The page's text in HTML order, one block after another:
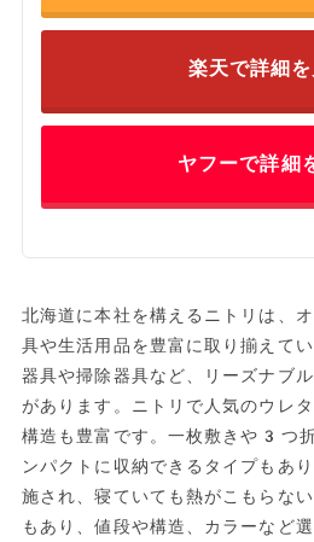
楽天で詳細
ヤフーで詳細
北海道に本社を構えるニトリは、
具や生活用品を豊富に取り揃えて
器具や掃除器具など、リーズナブ
があります。ニトリで人気のウレ
構造も豊富です。一枚敷きや3つ
ンパクトに収納できるタイプもあ
施され、寝ていても熱がこもらな
もあり、値段や構造、カラーなど